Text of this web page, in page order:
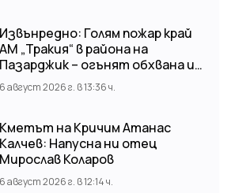
Извънредно: Голям пожар край
АМ „Тракия“ в района на
Пазарджик – огънят обхвана и
лозови масиви
6 август 2026 г. в 13:36 ч.
Кметът на Кричим Атанас
Калчев: Напусна ни отец
Мирослав Коларов
6 август 2026 г. в 12:14 ч.